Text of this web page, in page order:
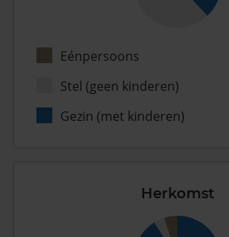
Eénpersoons
Stel (geen kinderen)
Gezin (met kinderen)
Herkomst